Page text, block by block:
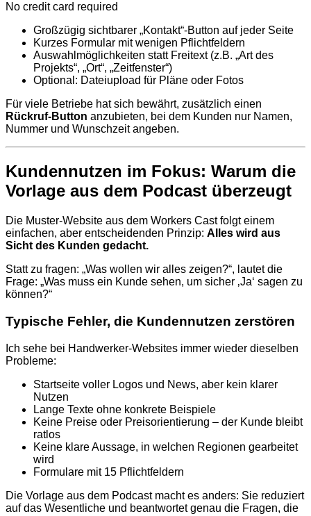
No credit card required
Großzügig sichtbarer „Kontakt“-Button auf jeder Seite
Kurzes Formular mit wenigen Pflichtfeldern
Auswahlmöglichkeiten statt Freitext (z.B. „Art des
Projekts“, „Ort“, „Zeitfenster“)
Optional: Dateiupload für Pläne oder Fotos
Für viele Betriebe hat sich bewährt, zusätzlich einen
Rückruf-Button anzubieten, bei dem Kunden nur Namen,
Nummer und Wunschzeit angeben.
Kundennutzen im Fokus: Warum die
Vorlage aus dem Podcast überzeugt
Die Muster-Website aus dem Workers Cast folgt einem
einfachen, aber entscheidenden Prinzip: Alles wird aus
Sicht des Kunden gedacht.
Statt zu fragen: „Was wollen wir alles zeigen?“, lautet die
Frage: „Was muss ein Kunde sehen, um sicher ‚Ja‘ sagen zu
können?“
Typische Fehler, die Kundennutzen zerstören
Ich sehe bei Handwerker-Websites immer wieder dieselben
Probleme:
Startseite voller Logos und News, aber kein klarer
Nutzen
Lange Texte ohne konkrete Beispiele
Keine Preise oder Preisorientierung – der Kunde bleibt
ratlos
Keine klare Aussage, in welchen Regionen gearbeitet
wird
Formulare mit 15 Pflichtfeldern
Die Vorlage aus dem Podcast macht es anders: Sie reduziert
auf das Wesentliche und beantwortet genau die Fragen, die